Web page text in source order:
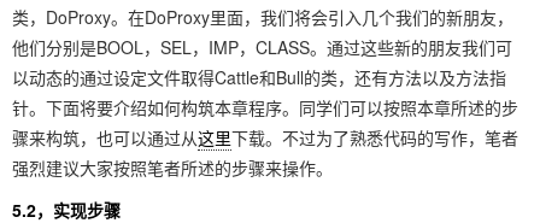
类，DoProxy。在DoProxy里面，我们将会引入几个我们的新朋友，
他们分别是BOOL，SEL，IMP，CLASS。通过这些新的朋友我们可
以动态的通过设定文件取得Cattle和Bull的类，还有方法以及方法指
针。下面将要介绍如何构筑本章程序。同学们可以按照本章所述的步
骤来构筑，也可以通过从这里下载。不过为了熟悉代码的写作，笔者
强烈建议大家按照笔者所述的步骤来操作。
5.2，实现步骤